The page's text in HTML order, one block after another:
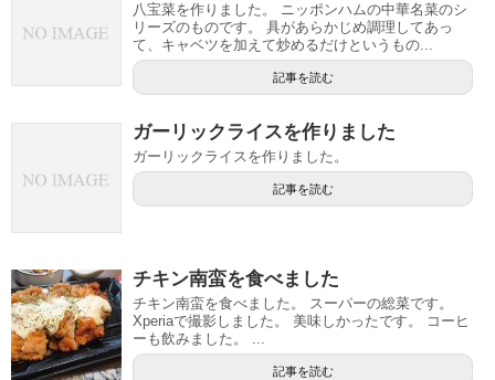
八宝菜を作りました。 ニッポンハムの中華名菜のシ
リーズのものです。 具があらかじめ調理してあっ
て、キャベツを加えて炒めるだけというもの...
記事を読む
ガーリックライスを作りました
ガーリックライスを作りました。
記事を読む
チキン南蛮を食べました
チキン南蛮を食べました。 スーパーの総菜です。
Xperiaで撮影しました。 美味しかったです。 コーヒ
ーも飲みました。 ...
記事を読む